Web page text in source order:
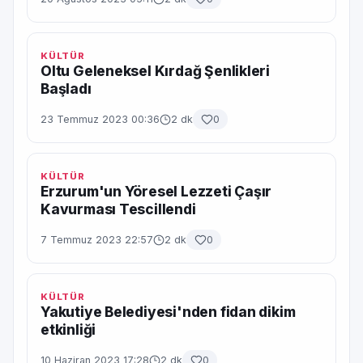
KÜLTÜR
Oltu Geleneksel Kırdağ Şenlikleri
Başladı
23 Temmuz 2023 00:36 2 dk 0
KÜLTÜR
Erzurum'un Yöresel Lezzeti Çaşır
Kavurması Tescillendi
7 Temmuz 2023 22:57 2 dk 0
KÜLTÜR
Yakutiye Belediyesi'nden fidan dikim
etkinliği
10 Haziran 2023 17:28 2 dk 0